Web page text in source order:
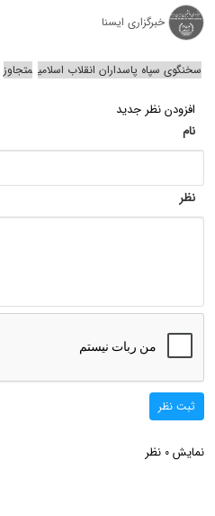
خبرگزاری ایسنا
سخنگوی سپاه پاسداران انقلاب اسلامی متجاوز
افزودن نظر جدید
نام
نظر
ثبت نظر
نمایش 0 نظر